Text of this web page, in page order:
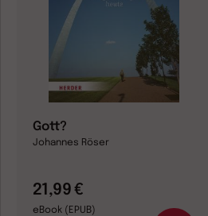
Gott?
Johannes Röser
21,99 €
eBook (EPUB)